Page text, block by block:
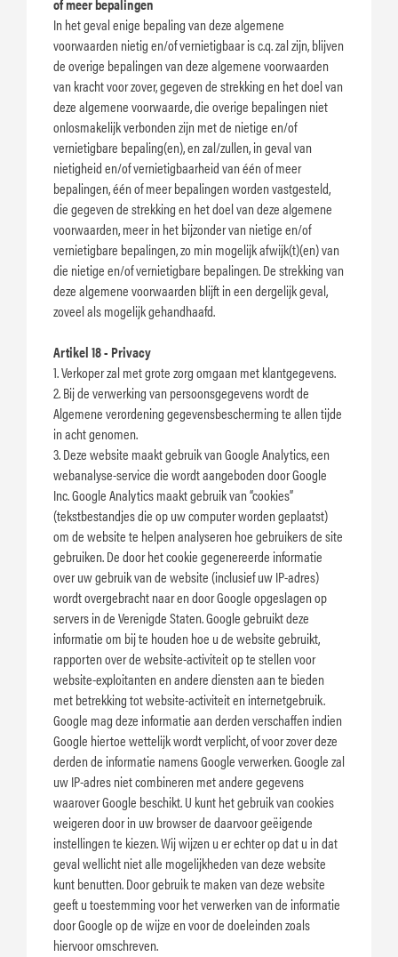
of meer bepalingen
In het geval enige bepaling van deze algemene
voorwaarden nietig en/of vernietigbaar is c.q. zal zijn, blijven
de overige bepalingen van deze algemene voorwaarden
van kracht voor zover, gegeven de strekking en het doel van
deze algemene voorwaarde, die overige bepalingen niet
onlosmakelijk verbonden zijn met de nietige en/of
vernietigbare bepaling(en), en zal/zullen, in geval van
nietigheid en/of vernietigbaarheid van één of meer
bepalingen, één of meer bepalingen worden vastgesteld,
die gegeven de strekking en het doel van deze algemene
voorwaarden, meer in het bijzonder van nietige en/of
vernietigbare bepalingen, zo min mogelijk afwijk(t)(en) van
die nietige en/of vernietigbare bepalingen. De strekking van
deze algemene voorwaarden blijft in een dergelijk geval,
zoveel als mogelijk gehandhaafd.
Artikel 18 - Privacy
1. Verkoper zal met grote zorg omgaan met klantgegevens.
2. Bij de verwerking van persoonsgegevens wordt de
Algemene verordening gegevensbescherming te allen tijde
in acht genomen.
3. Deze website maakt gebruik van Google Analytics, een
webanalyse-service die wordt aangeboden door Google
Inc. Google Analytics maakt gebruik van “cookies”
(tekstbestandjes die op uw computer worden geplaatst)
om de website te helpen analyseren hoe gebruikers de site
gebruiken. De door het cookie gegenereerde informatie
over uw gebruik van de website (inclusief uw IP-adres)
wordt overgebracht naar en door Google opgeslagen op
servers in de Verenigde Staten. Google gebruikt deze
informatie om bij te houden hoe u de website gebruikt,
rapporten over de website-activiteit op te stellen voor
website-exploitanten en andere diensten aan te bieden
met betrekking tot website-activiteit en internetgebruik.
Google mag deze informatie aan derden verschaffen indien
Google hiertoe wettelijk wordt verplicht, of voor zover deze
derden de informatie namens Google verwerken. Google zal
uw IP-adres niet combineren met andere gegevens
waarover Google beschikt. U kunt het gebruik van cookies
weigeren door in uw browser de daarvoor geëigende
instellingen te kiezen. Wij wijzen u er echter op dat u in dat
geval wellicht niet alle mogelijkheden van deze website
kunt benutten. Door gebruik te maken van deze website
geeft u toestemming voor het verwerken van de informatie
door Google op de wijze en voor de doeleinden zoals
hiervoor omschreven.